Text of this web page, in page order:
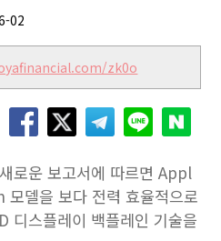
zk0o
로운 보고서에 따르면 Appl
델을 보다 전력 효율적으로
디스플레이 백플레인 기술을